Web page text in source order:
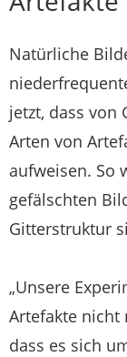
Natürliche
jetzt, dass von
Arten von
aufweisen. So
gefälschten
Gitterstruktur
„Unsere
Artefakte nicht
dass es sich